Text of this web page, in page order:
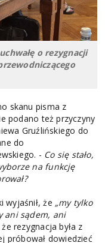
o rezygnacji
skanu pisma z
podano też przyczyny
Gruźlińskiego do
do
- Co się stało,
na funkcję
wyjaśnił, że „my tylko
ani sądem, ani
że rezygnacja była z
próbował dowiedzieć